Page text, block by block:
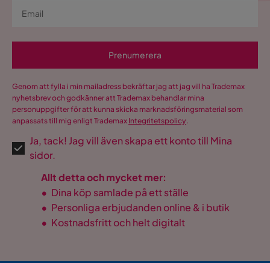
Prenumerera
Genom att fylla i min mailadress bekräftar jag att jag vill ha Trademax
nyhetsbrev och godkänner att Trademax behandlar mina
personuppgifter för att kunna skicka marknadsföringsmaterial som
anpassats till mig enligt Trademax Integritetspolicy.
Ja, tack! Jag vill även skapa ett konto till Mina
sidor.
Allt detta och mycket mer:
• Dina köp samlade på ett ställe
• Personliga erbjudanden online & i butik
• Kostnadsfritt och helt digitalt